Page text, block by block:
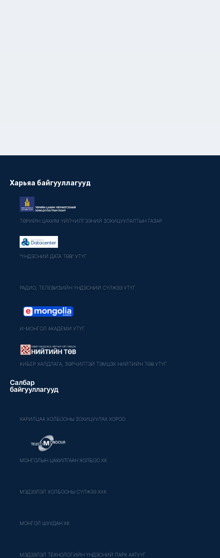
Харьяа байгууллагууд
ТӨРИЙН ЦАХИМ ҮЙЛЧИЛГЭЭНИЙ ЗОХИЦУУЛАЛТЫН ГАЗАР
"ҮНДЭСНИЙ ДАТА ТӨВ" УТҮГ
РАДИО, ТЕЛЕВИЗИЙН ҮНДЭСНИЙ СҮЛЖЭЭ УТҮГ
И-МОНГОЛ АКАДЕМИ УТҮГ
КИБЕР ХАЛДЛАГА, ЗӨРЧИЛТЭЙ ТЭМЦЭХ НИЙТИЙН ТӨВ УТҮГ
Салбар
байгууллагууд
ХАРИЛЦАА ХОЛБООНЫ ЗОХИЦУУЛАХ ХОРОО
МОНГОЛЫН ЦАХИЛГААН ХОЛБОО ХК
МЭДЭЭЛЭЛ ХОЛБООНЫ СҮЛЖЭЭ ХХК
МОНГОЛ ШУУДАН ХК
МЭДЭЭЛЭЛ ТЕХНОЛОГИЙН ҮНДЭСНИЙ ПАРК ААТУҮГ